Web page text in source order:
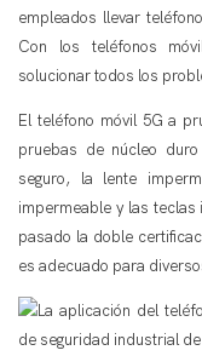
empleados llevar
Con los teléfonos
solucionar todos los
El teléfono móvil 5G a
pruebas de núcleo
seguro, la lente
impermeable y las teclas
pasado la doble
es adecuado para